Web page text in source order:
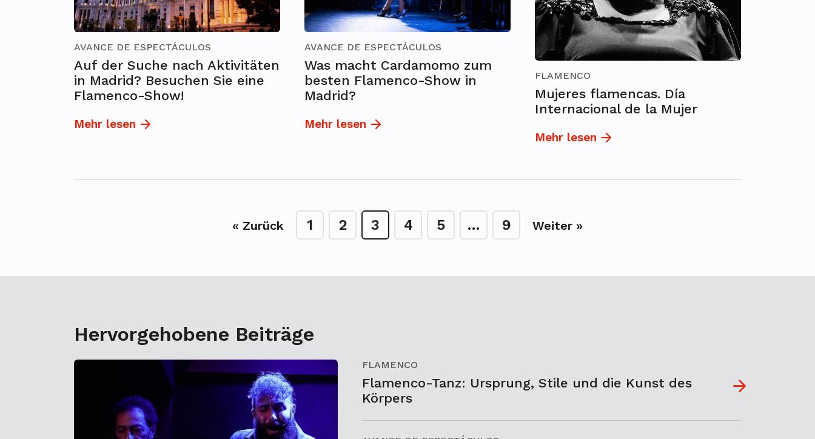
AVANCE DE ESPECTÁCULOS
Auf der Suche nach Aktivitäten
in Madrid? Besuchen Sie eine
Flamenco-Show!
Mehr lesen
AVANCE DE ESPECTÁCULOS
Was macht Cardamomo zum
besten Flamenco-Show in
Madrid?
Mehr lesen
FLAMENCO
Mujeres flamencas. Día
Internacional de la Mujer
Mehr lesen
« Zurück 1 2 3 4 5 … 9 Weiter »
Hervorgehobene Beiträge
FLAMENCO
Flamenco-Tanz: Ursprung, Stile und die Kunst des
Körpers